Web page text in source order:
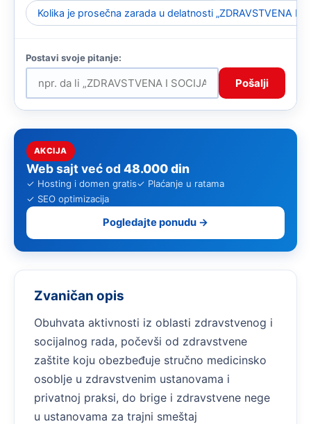
Kolika je prosečna zarada u delatnosti „ZDRAVSTVENA I
Pošalji
AKCIJA
Web sajt već od 48.000 din
✓ Hosting i domen gratis✓ Plaćanje u ratama
✓ SEO optimizacija
Pogledajte ponudu →
Zvaničan opis
Obuhvata aktivnosti iz oblasti zdravstvenog i
socijalnog rada, počevši od zdravstvene
zaštite koju obezbeđuje stručno medicinsko
osoblje u zdravstvenim ustanovama i
privatnoj praksi, do brige i zdravstvene nege
u ustanovama za trajni smeštaj